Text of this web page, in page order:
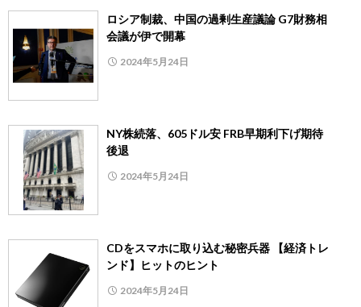
ロシア制裁、中国の過剰生産議論 G7財務相
会議が伊で開幕
2024年5月24日
NY株続落、605ドル安 FRB早期利下げ期待
後退
2024年5月24日
CDをスマホに取り込む秘密兵器 【経済トレ
ンド】ヒットのヒント
2024年5月24日